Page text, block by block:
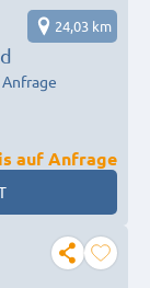
24,03 km
auf Anfrage